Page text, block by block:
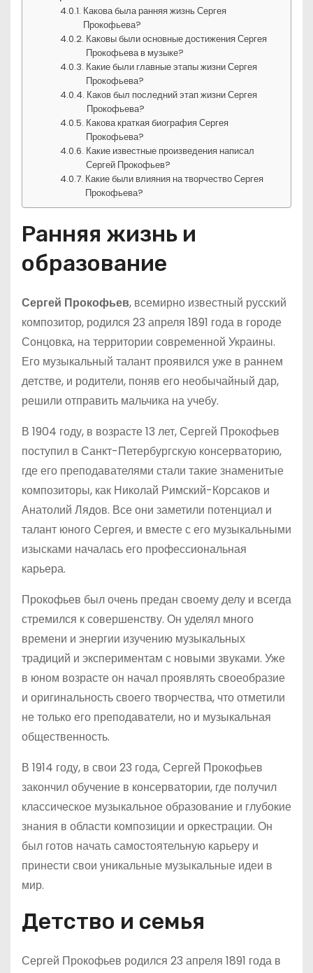
Какова была ранняя жизнь Сергея
Прокофьева?
Каковы были основные достижения Сергея
Прокофьева в музыке?
Какие были главные этапы жизни Сергея
Прокофьева?
Каков был последний этап жизни Сергея
Прокофьева?
Какова краткая биография Сергея
Прокофьева?
Какие известные произведения написал
Сергей Прокофьев?
Какие были влияния на творчество Сергея
Прокофьева?
Ранняя жизнь и
образование
Сергей Прокофьев, всемирно известный русский
композитор, родился 23 апреля 1891 года в городе
Сонцовка, на территории современной Украины.
Его музыкальный талант проявился уже в раннем
детстве, и родители, поняв его необычайный дар,
решили отправить мальчика на учебу.
В 1904 году, в возрасте 13 лет, Сергей Прокофьев
поступил в Санкт-Петербургскую консерваторию,
где его преподавателями стали такие знаменитые
композиторы, как Николай Римский-Корсаков и
Анатолий Лядов. Все они заметили потенциал и
талант юного Сергея, и вместе с его музыкальными
изысками началась его профессиональная
карьера.
Прокофьев был очень предан своему делу и всегда
стремился к совершенству. Он уделял много
времени и энергии изучению музыкальных
традиций и экспериментам с новыми звуками. Уже
в юном возрасте он начал проявлять своеобразие
и оригинальность своего творчества, что отметили
не только его преподаватели, но и музыкальная
общественность.
В 1914 году, в свои 23 года, Сергей Прокофьев
закончил обучение в консерватории, где получил
классическое музыкальное образование и глубокие
знания в области композиции и оркестрации. Он
был готов начать самостоятельную карьеру и
принести свои уникальные музыкальные идеи в
мир.
Детство и семья
Сергей Прокофьев родился 23 апреля 1891 года в